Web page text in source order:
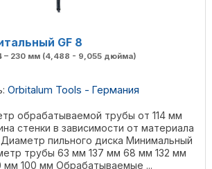
GF 8
– 230 мм (4,488 - 9,055 дюйма)
Orbitalum Tools - Германия
обрабатываемой трубы от 114 мм
стенки в зависимости от материала
пильного диска Минимальный
трубы 63 мм 137 мм 68 мм 132 мм
мм 100 мм Обрабатываемые ...